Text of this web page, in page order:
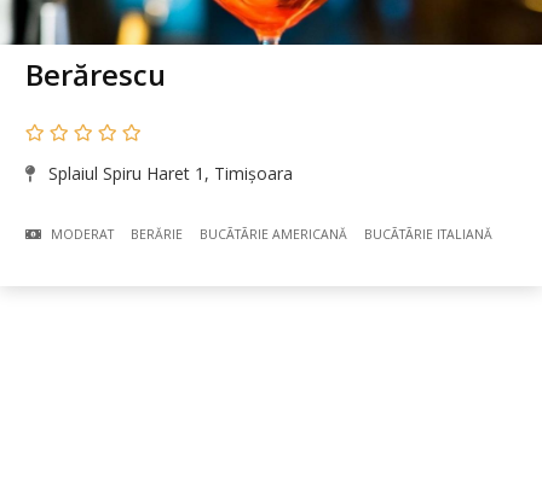
Berărescu
Splaiul Spiru Haret 1, Timișoara
MODERAT BERĂRIE BUCÃTÃRIE AMERICANĂ BUCÃTÃRIE ITALIANĂ